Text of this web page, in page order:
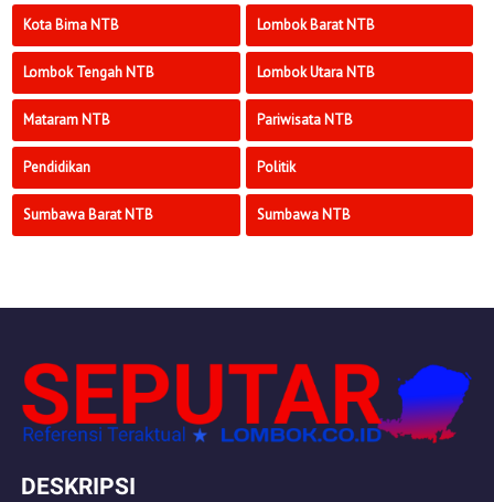
Kota Bima NTB Lombok Barat NTB
Lombok Tengah NTB Lombok Utara NTB
Mataram NTB Pariwisata NTB
Pendidikan Politik
Sumbawa Barat NTB Sumbawa NTB
DESKRIPSI